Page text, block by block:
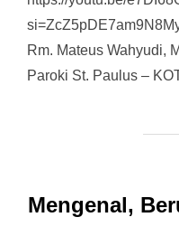
Rm. Mateus Wahyudi,
Paroki St. Paulus –
Mengenal,